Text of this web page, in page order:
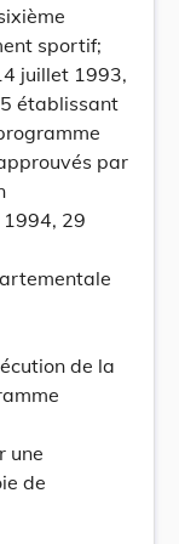
sportif;
juillet 1993,
établissant
par
29
de la
une
de